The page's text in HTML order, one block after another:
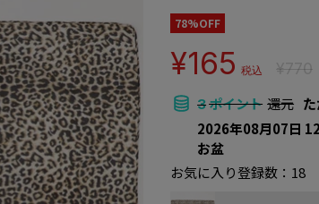
78%OFF
¥165 税込 ¥770
3ポイント 還元
2026年08月07日
お盆
お気に入り登録数： 18